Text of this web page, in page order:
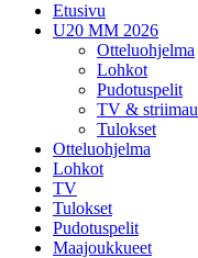
Etusivu
U20 MM 2026
Otteluohjelma
Lohkot
Pudotuspelit
TV &
Tulokset
Otteluohjelma
Lohkot
TV
Tulokset
Pudotuspelit
Maajoukkueet